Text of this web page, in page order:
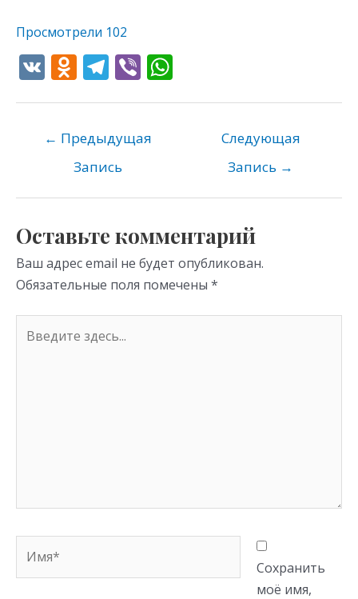
Просмотрели 102
V O
o
kl
as
ni
ki
T
gr
a
m
Vi
p
← Предыдущая
Запись
Следующая
Запись →
Оставьте комментарий
Ваш адрес email не будет опубликован.
Обязательные поля помечены *
здесь...
Сохранить
моё имя,